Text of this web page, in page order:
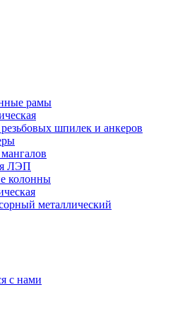
рамы
шпилек и анкеров
ЛЭП
колонны
металлический
с нами